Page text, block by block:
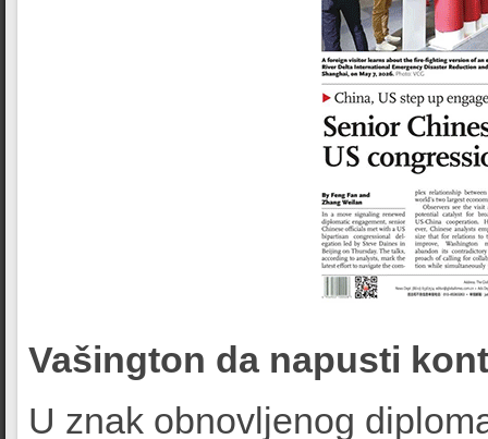
Vašington da napusti
U znak obnovljenog